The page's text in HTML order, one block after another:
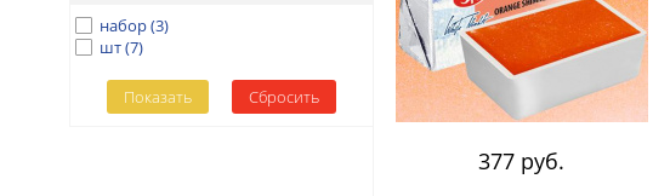
набор(3)
шт(7)
377 руб.